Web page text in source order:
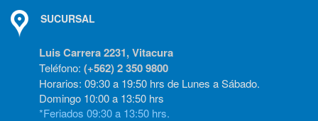
SUCURSAL
Luis Carrera 2231, Vitacura
Teléfono: (+562) 2 350 9800
Horarios: 09:30 a 19:50 hrs de Lunes a Sábado.
Domingo 10:00 a 13:50 hrs
*Feriados 09:30 a 13:50 hrs.